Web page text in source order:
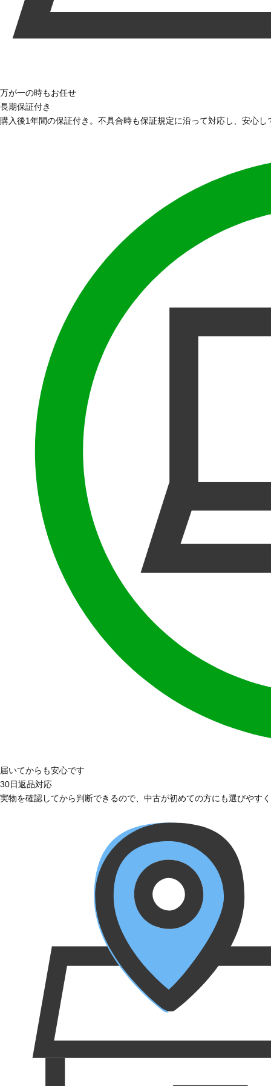
万が一の時もお任せ
長期保証付き
購入後1年間の保証付き。不具合時も保証規定に沿って対応し、安心
届いてからも安心です
30日返品対応
実物を確認してから判断できるので、中古が初めての方にも選びやす